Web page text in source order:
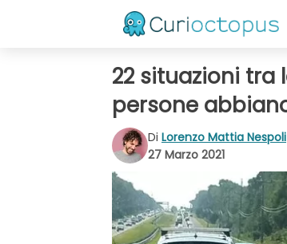
22 situazioni tra
persone
Di Lorenzo Mattia Nespoli
27 Marzo 2021